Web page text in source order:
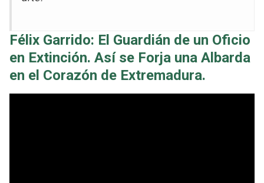
Félix Garrido: El Guardián de un Oficio
en Extinción. Así se Forja una Albarda
en el Corazón de Extremadura.